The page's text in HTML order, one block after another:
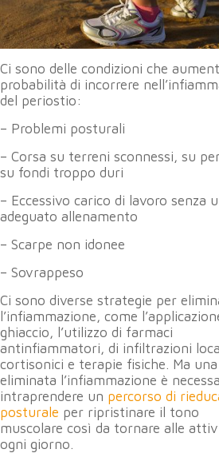
Ci sono delle condizioni che
probabilità di incorrere
del periostio:
– Problemi posturali
– Corsa su terreni sconnessi, su
su fondi troppo duri
– Eccessivo carico di lavoro senza
adeguato allenamento
– Scarpe non idonee
– Sovrappeso
Ci sono diverse strategie per
l’infiammazione, come
ghiaccio, l’utilizzo di farmaci
antinfiammatori, di infiltrazioni
cortisonici e terapie fisiche. Ma
eliminata l’infiammazione è
intraprendere un percorso di
posturale per ripristinare il tono
muscolare così da tornare alle
ogni giorno.